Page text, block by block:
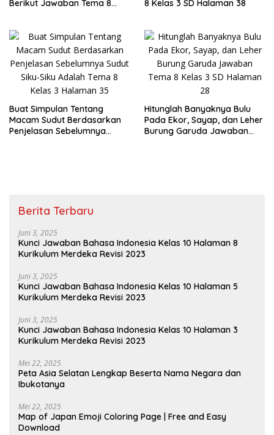
Berikut Jawaban Tema 8
8 Kelas 3 SD Halaman 38
Buat Simpulan Tentang
Macam Sudut Berdasarkan
Penjelasan Sebelumnya
Hitunglah Banyaknya Bulu
Pada Ekor, Sayap, dan Leher
Burung Garuda Jawaban
Berita Terbaru
Juni 3, 2025
Kunci Jawaban Bahasa Indonesia Kelas 10 Halaman 8
Kurikulum Merdeka Revisi 2023
Juni 3, 2025
Kunci Jawaban Bahasa Indonesia Kelas 10 Halaman 5
Kurikulum Merdeka Revisi 2023
Juni 3, 2025
Kunci Jawaban Bahasa Indonesia Kelas 10 Halaman 3
Kurikulum Merdeka Revisi 2023
Mei 22, 2025
Peta Asia Selatan Lengkap Beserta Nama Negara dan
Ibukotanya
Mei 22, 2025
Map of Japan Emoji Coloring Page | Free and Easy
Download